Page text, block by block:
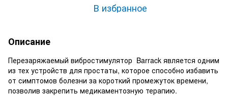
В избранное
Описание
Перезаряжаемый вибростимулятор Barrack является одним
из тех устройств для простаты, которое способно избавить
от симптомов болезни за короткий промежуток времени,
позволив закрепить медикаментозную терапию.